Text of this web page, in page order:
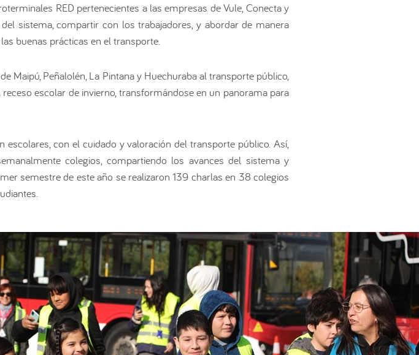
RED pertenecientes a las empresas de Vule, Conecta y
sistema, compartir con los trabajadores, y abordar de manera
buenas prácticas en el transporte.
Maipú, Peñalolén, La Pintana y Huechuraba al transporte público,
escolar de invierno, transformándose en un panorama para
con el cuidado y valoración del transporte público. Así,
colegios, compartiendo los avances del sistema y
semestre de este año se realizaron 139 charlas en 38 colegios